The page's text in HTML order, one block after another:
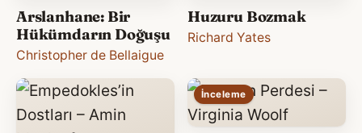
Arslanhane: Bir
Hükümdarın Doğuşu
Christopher de Bellaigue
Huzuru Bozmak
Richard Yates
İnceleme